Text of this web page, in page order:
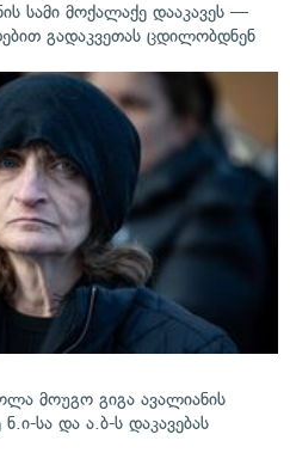
სამი მოქალაქე დააკავეს —
გადაკვეთას ცდილობდნენ
მოუგო გიგა ავალიანის
სა და ა.ბ-ს დაკავებას